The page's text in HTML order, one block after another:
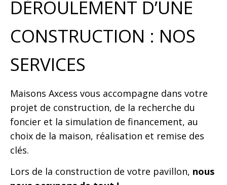
DÉROULEMENT D’UNE
CONSTRUCTION : NOS
SERVICES
Maisons Axcess vous accompagne dans votre
projet de construction, de la recherche du
foncier et la simulation de financement, au
choix de la maison, réalisation et remise des
clés.
Lors de la construction de votre pavillon, nous